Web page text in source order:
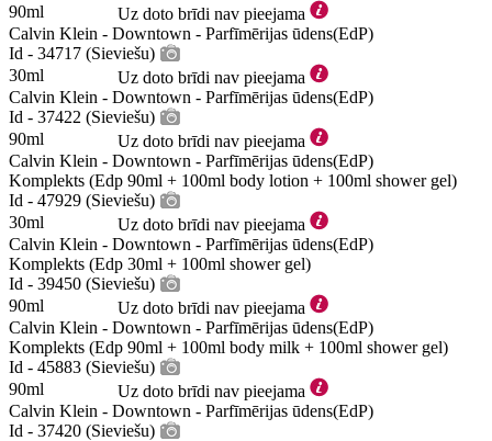
90ml
Uz doto brīdi nav pieejama
Calvin Klein - Downtown - Parfīmērijas ūdens(EdP)
Id - 34717 (Sieviešu)
30ml
Uz doto brīdi nav pieejama
Calvin Klein - Downtown - Parfīmērijas ūdens(EdP)
Id - 37422 (Sieviešu)
90ml
Uz doto brīdi nav pieejama
Calvin Klein - Downtown - Parfīmērijas ūdens(EdP)
Komplekts (Edp 90ml + 100ml body lotion + 100ml shower gel)
Id - 47929 (Sieviešu)
30ml
Uz doto brīdi nav pieejama
Calvin Klein - Downtown - Parfīmērijas ūdens(EdP)
Komplekts (Edp 30ml + 100ml shower gel)
Id - 39450 (Sieviešu)
90ml
Uz doto brīdi nav pieejama
Calvin Klein - Downtown - Parfīmērijas ūdens(EdP)
Komplekts (Edp 90ml + 100ml body milk + 100ml shower gel)
Id - 45883 (Sieviešu)
90ml
Uz doto brīdi nav pieejama
Calvin Klein - Downtown - Parfīmērijas ūdens(EdP)
Id - 37420 (Sieviešu)